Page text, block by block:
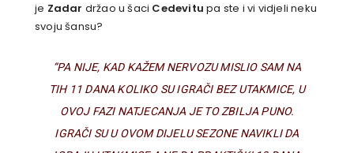
je Zadar držao u šaci Cedevitu pa ste i vi vidjeli neku
svoju šansu?
”PA NIJE, KAD KAŽEM NERVOZU MISLIO SAM NA
TIH 11 DANA KOLIKO SU IGRAČI BEZ UTAKMICE, U
OVOJ FAZI NATJECANJA JE TO ZBILJA PUNO.
IGRAČI SU U OVOM DIJELU SEZONE NAVIKLI DA